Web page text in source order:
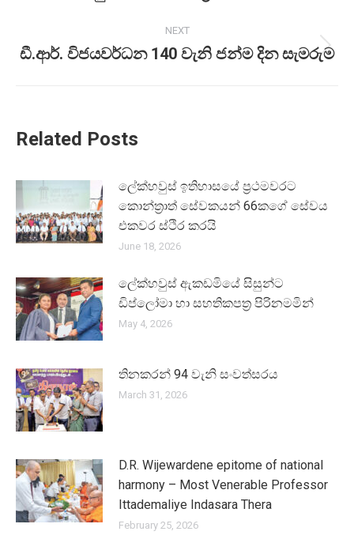
NEXT
Next
ඩී.ආර්. විජයවර්ධන 140 වැනි ජන්ම දින සැමරුම
Related Posts
ලේක්හ­වුස් ඉතිහාසයේ ප්‍රථමවරට
කොන්ත්‍රාත් සේවකයන් 66කගේ සේවය
එකවර ස්ථිර කරයි
June 18, 2026
ලේක්හ­වුස් ඇක­ඩ­මියේ සිසුන්ට
ඩිප්ලෝමා හා සහ­ති­ක­පත්‍ර පිරි­න­ම­මින්
May 4, 2026
තින­ක­රන් 94 වැනි සංව­ත්සරය
March 31, 2026
D.R. Wijewardene epitome of national
harmony – Most Venerable Professor
Ittademaliye Indasara Thera
February 25, 2026